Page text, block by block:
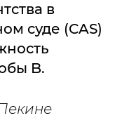
в
суде (CAS)
B.